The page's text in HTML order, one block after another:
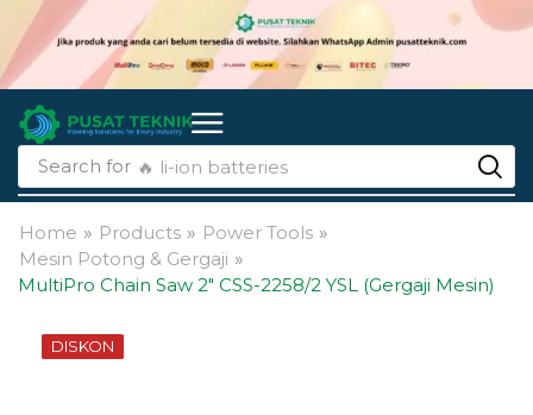
Search for 🔥 li-ion batteries
Home » Products » Power Tools »
Mesin Potong & Gergaji »
MultiPro Chain Saw 2″ CSS-2258/2 YSL (Gergaji Mesin)
DISKON